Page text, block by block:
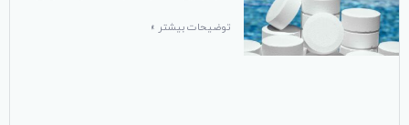
توضیحات بیشتر »